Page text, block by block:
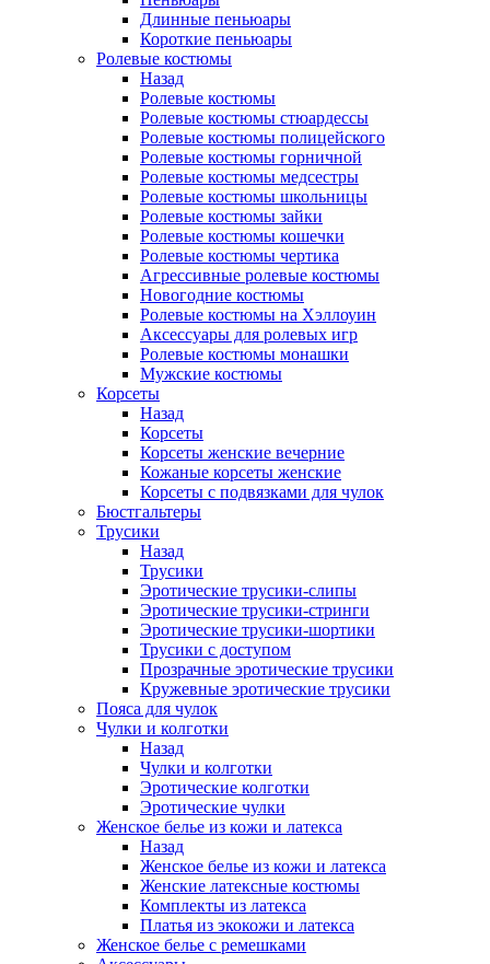
Длинные пеньюары
Короткие пеньюары
Ролевые костюмы
Назад
Ролевые костюмы
Ролевые костюмы стюардессы
Ролевые костюмы полицейского
Ролевые костюмы горничной
Ролевые костюмы медсестры
Ролевые костюмы школьницы
Ролевые костюмы зайки
Ролевые костюмы кошечки
Ролевые костюмы чертика
Агрессивные ролевые костюмы
Новогодние костюмы
Ролевые костюмы на Хэллоуин
Аксессуары для ролевых игр
Ролевые костюмы монашки
Мужские костюмы
Корсеты
Назад
Корсеты
Корсеты женские вечерние
Кожаные корсеты женские
Корсеты с подвязками для чулок
Бюстгальтеры
Трусики
Назад
Трусики
Эротические трусики-слипы
Эротические трусики-стринги
Эротические трусики-шортики
Трусики с доступом
Прозрачные эротические трусики
Кружевные эротические трусики
Пояса для чулок
Чулки и колготки
Назад
Чулки и колготки
Эротические колготки
Эротические чулки
Женское белье из кожи и латекса
Назад
Женское белье из кожи и латекса
Женские латексные костюмы
Комплекты из латекса
Платья из экокожи и латекса
Женское белье с ремешками